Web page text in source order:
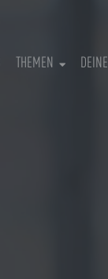
THEMEN